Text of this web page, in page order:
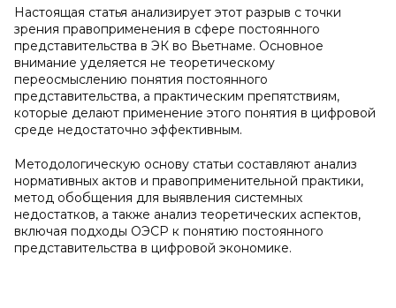
Настоящая статья анализирует этот разрыв с точки
зрения правоприменения в сфере постоянного
представительства в ЭК во Вьетнаме. Основное
внимание уделяется не теоретическому
переосмыслению понятия постоянного
представительства, а практическим препятствиям,
которые делают применение этого понятия в цифровой
среде недостаточно эффективным.
Методологическую основу статьи составляют анализ
нормативных актов и правоприменительной практики,
метод обобщения для выявления системных
недостатков, а также анализ теоретических аспектов,
включая подходы ОЭСР к понятию постоянного
представительства в цифровой экономике.